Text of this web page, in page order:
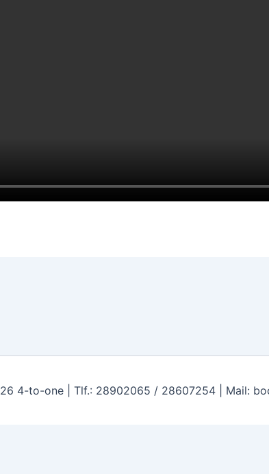
4-to-one | Tlf.: 28902065 / 28607254 | Mail: